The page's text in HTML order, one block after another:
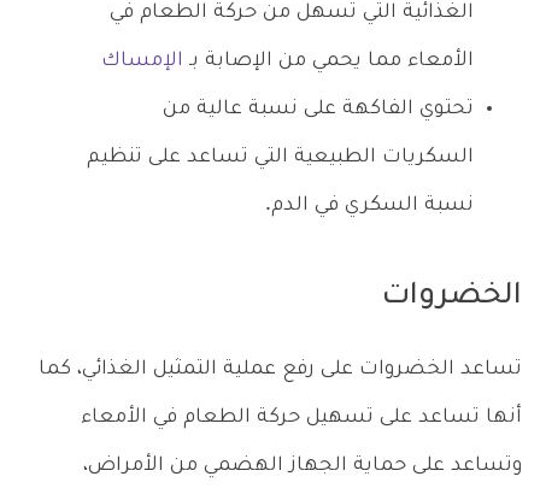
الغذائية التي تسهل من حركة الطعام في
الأمعاء مما يحمي من الإصابة بـ الإمساك
تحتوي الفاكهة على نسبة عالية من
السكريات الطبيعية التي تساعد على تنظيم
نسبة السكري في الدم.
الخضروات
تساعد الخضروات على رفع عملية التمثيل الغذائي، كما
أنها تساعد على تسهيل حركة الطعام في الأمعاء
وتساعد على حماية الجهاز الهضمي من الأمراض،